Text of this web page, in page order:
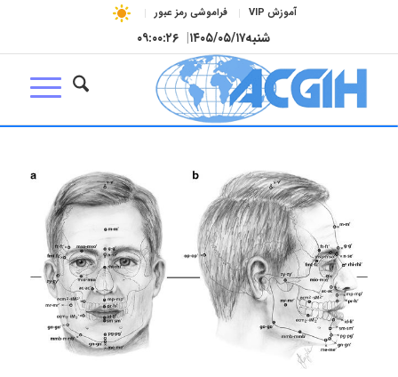
آموزش VIP فراموشی رمز عبور
شنبه۱۴۰۵/۰۵/۱۷| ۰۹:۰۰:۲۶